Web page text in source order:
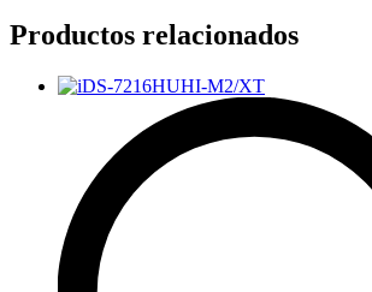
Productos relacionados